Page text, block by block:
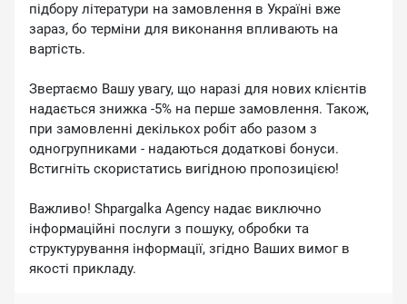
підбору літератури на замовлення в Україні вже
зараз, бо терміни для виконання впливають на
вартість.
Звертаємо Вашу увагу, що наразі для нових клієнтів
надається знижка -5% на перше замовлення. Також,
при замовленні декількох робіт або разом з
одногрупниками - надаються додаткові бонуси.
Встигніть скористатись вигідною пропозицією!
Важливо! Shpargalka Agency надає виключно
інформаційні послуги з пошуку, обробки та
структурування інформації, згідно Ваших вимог в
якості прикладу.